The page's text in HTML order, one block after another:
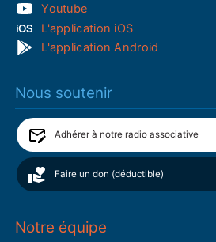
Youtube
L'application iOS
L'application Android
Nous soutenir
Adhérer à notre radio associative
Faire un don (déductible)
Notre équipe